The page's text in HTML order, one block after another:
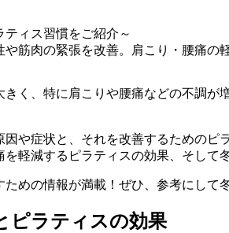
ィス習慣をご紹介～
筋肉の緊張を改善。肩こり・腰痛の
く、特に肩こりや腰痛などの不調
や症状と、それを改善するための
軽減するピラティスの効果、そして
めの情報が満載！ぜひ、参考にして
ピラティスの効果